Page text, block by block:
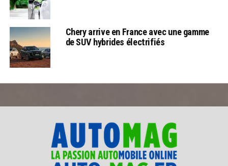
Chery arrive en France avec une gamme
de SUV hybrides électrifiés